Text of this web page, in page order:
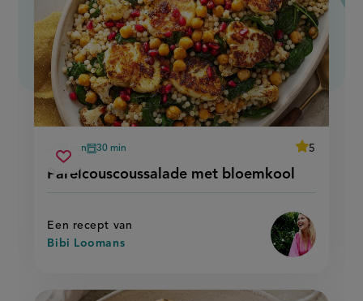
Parelcouscoussalade met bloemkool
voorbereidingstijd
30 min
oventijd
30 min
average
5
Beoordeel
bloemkool'
Een recept van
Bibi Loomans
Sla
parelcouscoussalade
met
bloemkool